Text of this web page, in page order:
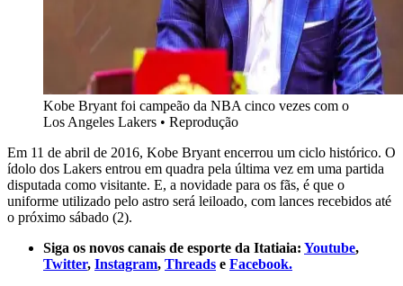
Kobe Bryant foi campeão da NBA cinco vezes com o
Los Angeles Lakers • Reprodução
Em 11 de abril de 2016, Kobe Bryant encerrou um ciclo histórico. O
ídolo dos Lakers entrou em quadra pela última vez em uma partida
disputada como visitante. E, a novidade para os fãs, é que o
uniforme utilizado pelo astro será leiloado, com lances recebidos até
o próximo sábado (2).
Siga os novos canais de esporte da Itatiaia: Youtube,
Twitter, Instagram, Threads e Facebook.